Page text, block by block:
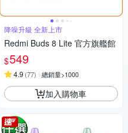
降噪升級 全新上市
Redmi Buds 8 Lite 官方旗艦館
$549
4.9 (77) 總銷量>1000
加入購物車